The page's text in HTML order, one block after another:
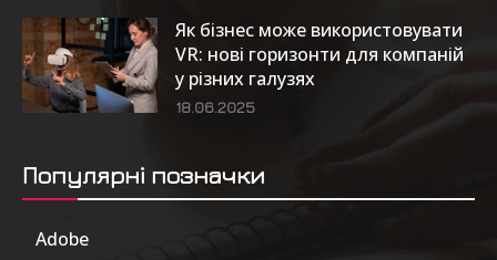
Як бізнес може використовувати
VR: нові горизонти для компаній
у різних галузях
18.06.2025
Популярні позначки
Adobe